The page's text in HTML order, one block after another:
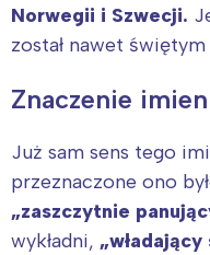
Norwegii i Szwecji.
został nawet
Znaczenie
Już sam sens tego
przeznaczone ono
„zaszczytnie
wykładni, „władający